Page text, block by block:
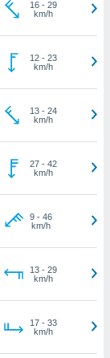
16- 29
km/h
12- 23
km/h
13- 24
km/h
27- 42
km/h
9- 46
km/h
13- 29
km/h
17- 33
km/h